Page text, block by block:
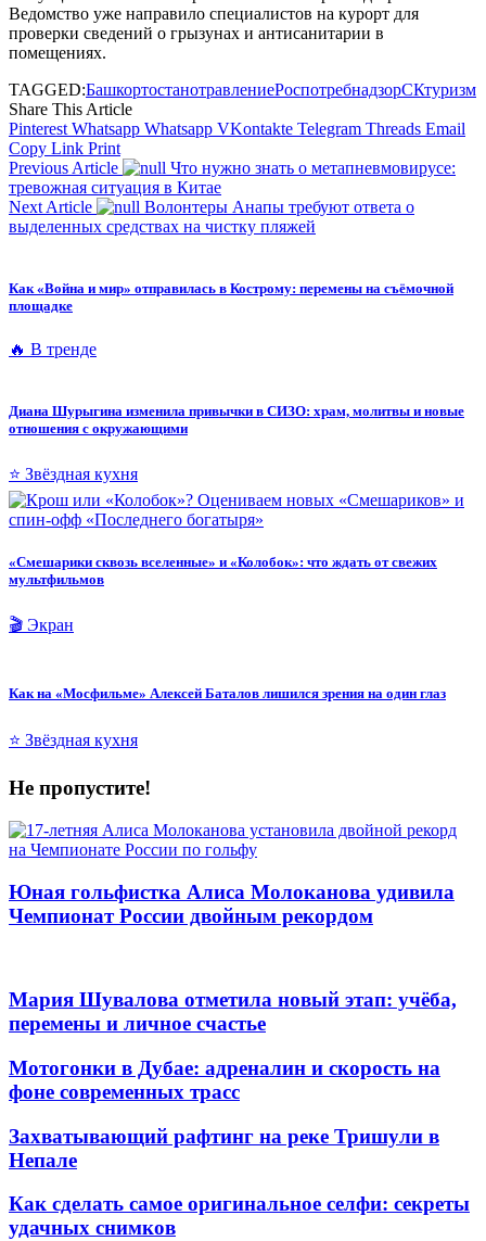
Ведомство уже направило специалистов на курорт для
проверки сведений о грызунах и антисанитарии в
помещениях.
TAGGED:БашкортостанотравлениеРоспотребнадзорСКтуризм
Share This Article
Pinterest Whatsapp Whatsapp VKontakte Telegram Threads Email
Copy Link Print
Previous Article
Что нужно знать о метапневмовирусе:
тревожная ситуация в Китае
Next Article
Волонтеры Анапы требуют ответа о
выделенных средствах на чистку пляжей
Как «Война и мир» отправилась в Кострому: перемены на съёмочной
площадке
🔥 В тренде
Диана Шурыгина изменила привычки в СИЗО: храм, молитвы и новые
отношения с окружающими
⭐ Звёздная кухня
«Смешарики сквозь вселенные» и «Колобок»: что ждать от свежих
мультфильмов
🎬 Экран
Как на «Мосфильме» Алексей Баталов лишился зрения на один глаз
⭐ Звёздная кухня
Не пропустите!
Юная гольфистка Алиса Молоканова удивила
Чемпионат России двойным рекордом
Мария Шувалова отметила новый этап: учёба,
перемены и личное счастье
Мотогонки в Дубае: адреналин и скорость на
фоне современных трасс
Захватывающий рафтинг на реке Тришули в
Непале
Как сделать самое оригинальное селфи: секреты
удачных снимков